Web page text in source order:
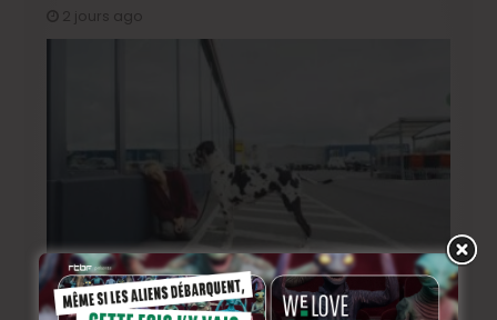
2 jours ago
BRIFF 2026: la Compétition belge!
4 jours ago